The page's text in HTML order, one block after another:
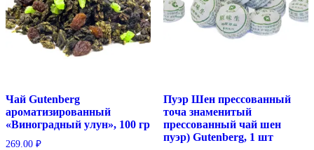
Чай Gutenberg
ароматизированный
«Виноградный улун», 100 гр
269.00 ₽
Пуэр Шен прессованный
точа знаменитый
прессованный чай шен
пуэр) Gutenberg, 1 шт